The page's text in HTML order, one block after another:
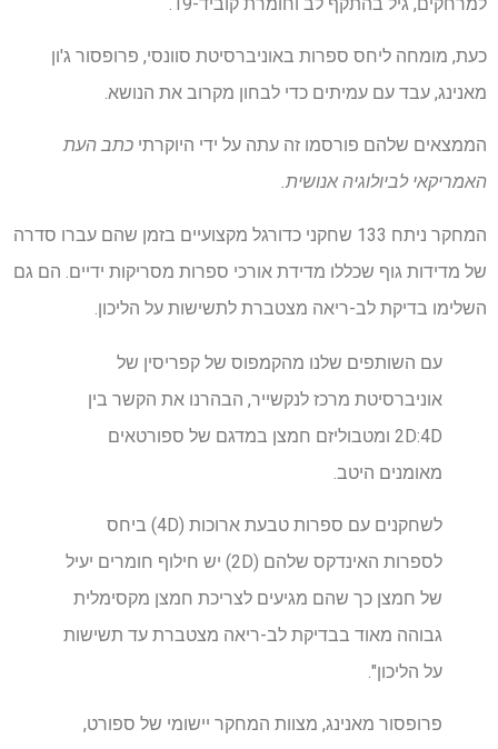
כעת, מומחה ליחס ספרות באוניברסיטת סוונסי, פרופסור ג'ון
מאנינג, עבד עם עמיתים כדי לבחון מקרוב את הנושא.
הממצאים שלהם פורסמו זה עתה על ידי היוקרתי כתב העת
האמריקאי לביולוגיה אנושית.
המחקר ניתח 133 שחקני כדורגל מקצועיים בזמן שהם עברו סדרה
של מדידות גוף שכללו מדידת אורכי ספרות מסריקות ידיים. הם גם
השלימו בדיקת לב-ריאה מצטברת לתשישות על הליכון.
עם השותפים שלנו מהקמפוס של קפריסין של
אוניברסיטת מרכז לנקשייר, הבהרנו את הקשר בין
2D:4D ומטבוליזם חמצן במדגם של ספורטאים
מאומנים היטב.
לשחקנים עם ספרות טבעת ארוכות (4D) ביחס
לספרות האינדקס שלהם (2D) יש חילוף חומרים יעיל
של חמצן כך שהם מגיעים לצריכת חמצן מקסימלית
גבוהה מאוד בבדיקת לב-ריאה מצטברת עד תשישות
על הליכון".
פרופסור מאנינג, מצוות המחקר יישומי של ספורט,